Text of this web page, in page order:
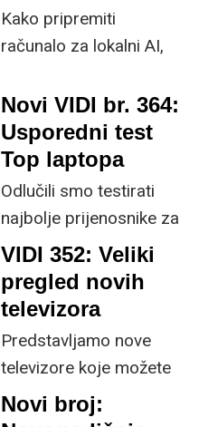
Kako pripremiti
računalo za lokalni AI,
naš palac gore za
kupnju, kojih "velikih" 20
mobilnih igara se
najviše isplati igrati...
Novi VIDI br. 364:
Usporedni test
Top laptopa
Odlučili smo testirati
najbolje prijenosnike za
igranje i posao koji se
mogu naći na domaćem
tržištu.
VIDI 352: Veliki
pregled novih
televizora
Predstavljamo nove
televizore koje možete
kupiti na hrvatskom
tržištu, s dijagonalama
Novi broj: